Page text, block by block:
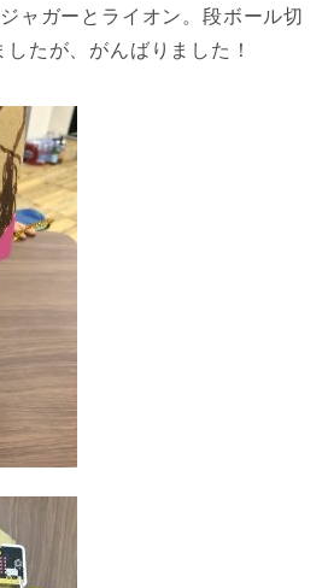
ャガーとライオン。段ボール切
たが、がんばりました！